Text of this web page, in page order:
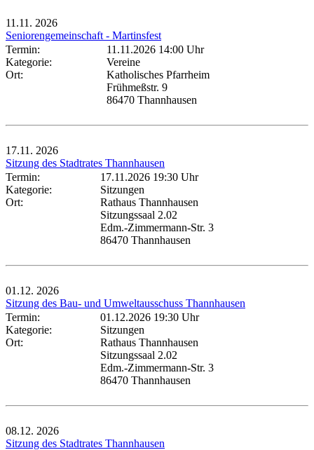
11.11. 2026
Seniorengemeinschaft - Martinsfest
Termin:
11.11.2026 14:00 Uhr
Kategorie:
Vereine
Ort:
Katholisches Pfarrheim
Frühmeßstr. 9
86470 Thannhausen
17.11. 2026
Sitzung des Stadtrates Thannhausen
Termin:
17.11.2026 19:30 Uhr
Kategorie:
Sitzungen
Ort:
Rathaus Thannhausen
Sitzungssaal 2.02
Edm.-Zimmermann-Str. 3
86470 Thannhausen
01.12. 2026
Sitzung des Bau- und Umweltausschuss Thannhausen
Termin:
01.12.2026 19:30 Uhr
Kategorie:
Sitzungen
Ort:
Rathaus Thannhausen
Sitzungssaal 2.02
Edm.-Zimmermann-Str. 3
86470 Thannhausen
08.12. 2026
Sitzung des Stadtrates Thannhausen